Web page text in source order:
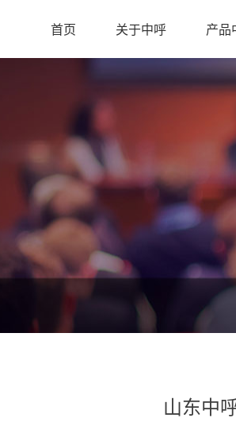
首页 关于中呼 产品
山东中